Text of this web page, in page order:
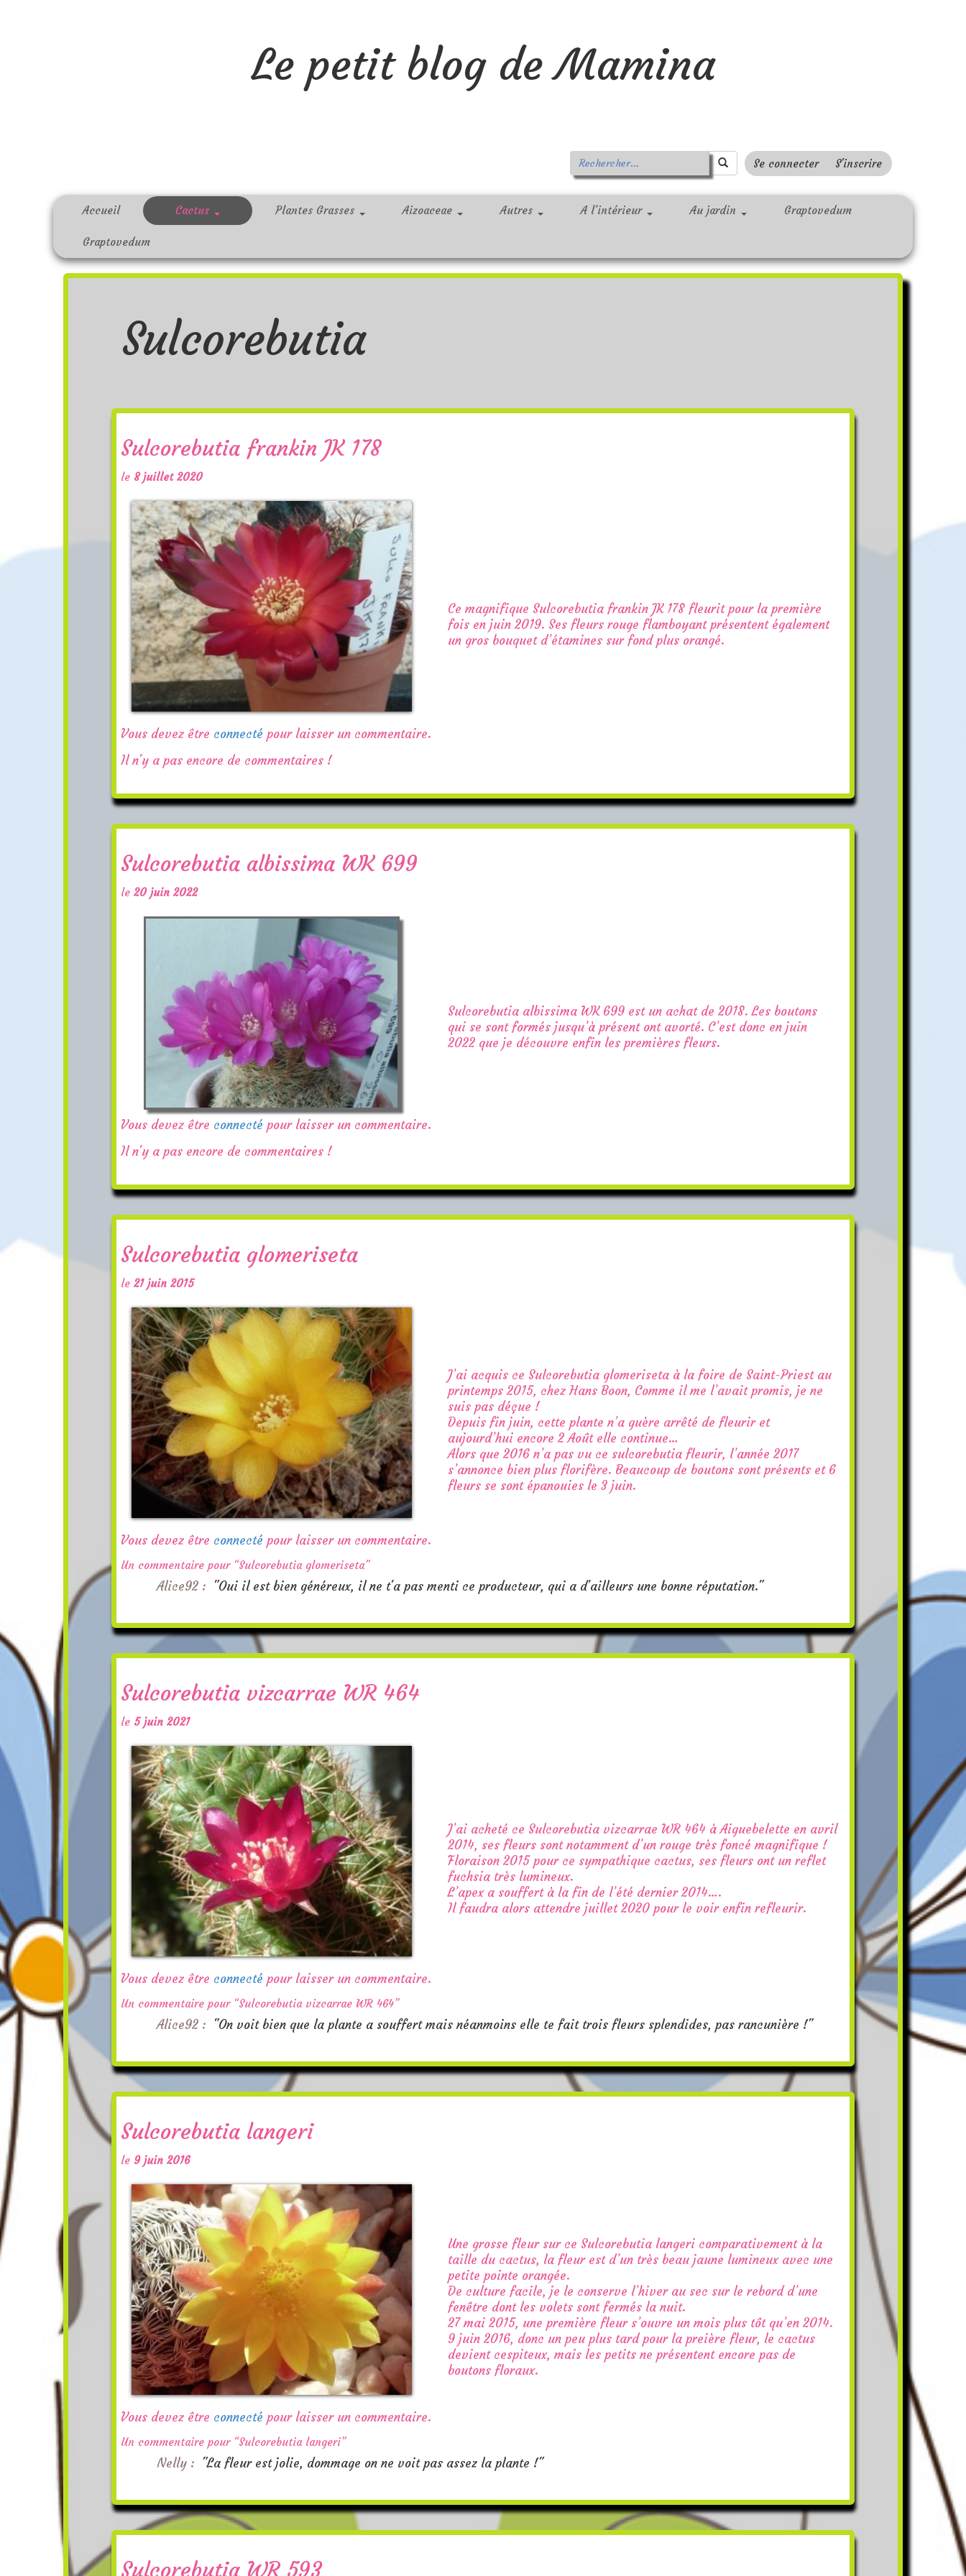
Le petit blog de Mamina
Se connecter S'inscrire
Accueil Cactus Plantes Grasses Aizoaceae Autres A l’intérieur Au jardin Graptovedum
Graptovedum
Sulcorebutia
Sulcorebutia frankin JK 178
le 8 juillet 2020
Ce magnifique Sulcorebutia frankin JK 178 fleurit pour la première
fois en juin 2019. Ses fleurs rouge flamboyant présentent également
un gros bouquet d’étamines sur fond plus orangé.
Vous devez être connecté pour laisser un commentaire.
Il n'y a pas encore de commentaires !
Sulcorebutia albissima WK 699
le 20 juin 2022
Sulcorebutia albissima WK 699 est un achat de 2018. Les boutons
qui se sont formés jusqu’à présent ont avorté. C’est donc en juin
2022 que je découvre enfin les premières fleurs.
Vous devez être connecté pour laisser un commentaire.
Il n'y a pas encore de commentaires !
Sulcorebutia glomeriseta
le 21 juin 2015
J’ai acquis ce Sulcorebutia glomeriseta à la foire de Saint-Priest au
printemps 2015, chez Hans Boon, Comme il me l’avait promis, je ne
suis pas déçue !
Depuis fin juin, cette plante n’a guère arrêté de fleurir et
aujourd’hui encore 2 Août elle continue…
Alors que 2016 n’a pas vu ce sulcorebutia fleurir, l’année 2017
s’annonce bien plus florifère. Beaucoup de boutons sont présents et 6
fleurs se sont épanouies le 3 juin.
Vous devez être connecté pour laisser un commentaire.
Un commentaire pour “Sulcorebutia glomeriseta”
Alice92 : "Oui il est bien généreux, il ne t'a pas menti ce producteur, qui a d'ailleurs une bonne réputation."
Sulcorebutia vizcarrae WR 464
le 5 juin 2021
J’ai acheté ce Sulcorebutia vizcarrae WR 464 à Aiguebelette en avril
2014, ses fleurs sont notamment d’un rouge très foncé magnifique !
Floraison 2015 pour ce sympathique cactus, ses fleurs ont un reflet
fuchsia très lumineux.
L’apex a souffert à la fin de l’été dernier 2014….
Il faudra alors attendre juillet 2020 pour le voir enfin refleurir.
Vous devez être connecté pour laisser un commentaire.
Un commentaire pour “Sulcorebutia vizcarrae WR 464”
Alice92 : "On voit bien que la plante a souffert mais néanmoins elle te fait trois fleurs splendides, pas rancunière !"
Sulcorebutia langeri
le 9 juin 2016
Une grosse fleur sur ce Sulcorebutia langeri comparativement à la
taille du cactus, la fleur est d’un très beau jaune lumineux avec une
petite pointe orangée.
De culture facile, je le conserve l’hiver au sec sur le rebord d’une
fenêtre dont les volets sont fermés la nuit.
27 mai 2015, une première fleur s’ouvre un mois plus tôt qu’en 2014.
9 juin 2016, donc un peu plus tard pour la preière fleur, le cactus
devient cespiteux, mais les petits ne présentent encore pas de
boutons floraux.
Vous devez être connecté pour laisser un commentaire.
Un commentaire pour “Sulcorebutia langeri”
Nelly : "La fleur est jolie, dommage on ne voit pas assez la plante !"
Sulcorebutia WR 593